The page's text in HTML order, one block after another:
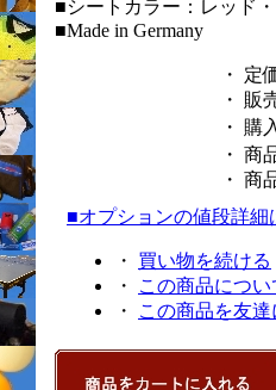
■シートカラー：レッド
■Made in Germany
・ 定
・ 販
・ 購
・ 商
・ 商
■オプションの値段詳細
・ 買い物を続ける
・
この商品につ
・
この商品を友達